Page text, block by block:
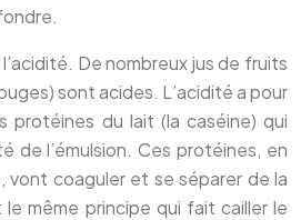
De nombreux jus de fruits
sont acides. L’acidité a pour
protéines du lait (la caséine) qui
de l’émulsion. Ces protéines, en
vont coaguler et se séparer de la
le même principe qui fait cailler le